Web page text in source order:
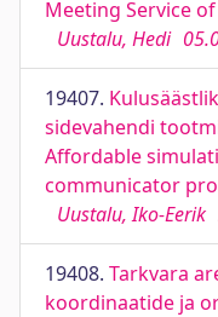
Meeting Service
Uustalu, Hedi
19407.
sidevahendi
Affordable
communicator
Uustalu, Iko-Eerik
19408. Tarkvara
koordinaatide ja